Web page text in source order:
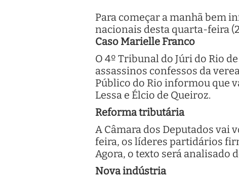
Para começar a manhã bem
nacionais desta quarta-feira
Caso Marielle Franco
O 4º Tribunal do Júri do Rio
assassinos confessos da
Público do Rio informou que
Lessa e Élcio de Queiroz.
Reforma tributária
A Câmara dos Deputados vai
feira, os líderes partidários
Agora, o texto será analisado
Nova indústria